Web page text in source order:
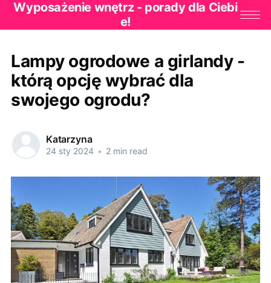
Wyposażenie wnętrz - porady dla Ciebi
e!
Lampy ogrodowe a girlandy -
którą opcję wybrać dla
swojego ogrodu?
Katarzyna
24 sty 2024 • 2 min read